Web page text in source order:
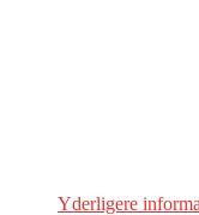
Yderligere